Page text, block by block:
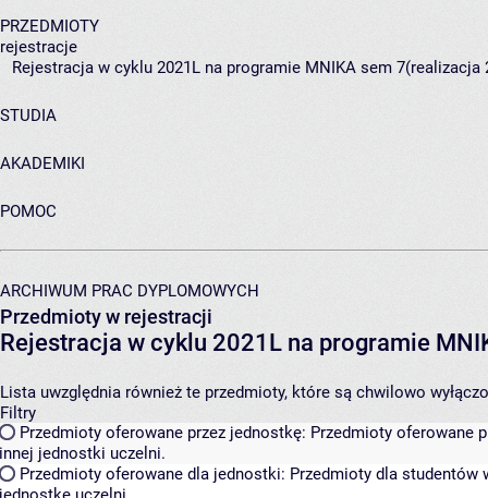
PRZEDMIOTY
rejestracje
Rejestracja w cyklu 2021L na programie MNIKA sem 7(realizacja
STUDIA
AKADEMIKI
POMOC
ARCHIWUM PRAC DYPLOMOWYCH
Przedmioty w rejestracji
Rejestracja w cyklu 2021L na programie
Lista uwzględnia również te przedmioty, które są chwilowo
Filtry
Przedmioty oferowane przez jednostkę: Przedmioty oferowane
innej jednostki uczelni.
Przedmioty oferowane dla jednostki: Przedmioty dla studentów